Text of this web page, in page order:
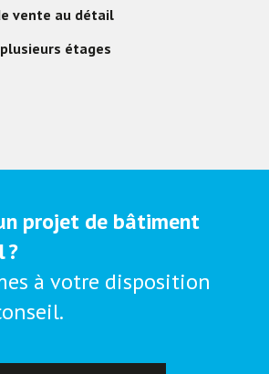
vente au détail
étages
projet de bâtiment
?
à votre disposition